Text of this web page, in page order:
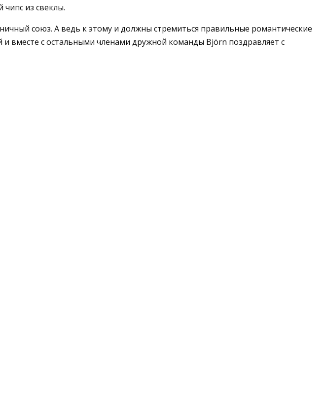
из свеклы.
союз. А ведь к этому и должны стремиться правильные романтические
вместе с остальными членами дружной команды Björn поздравляет с